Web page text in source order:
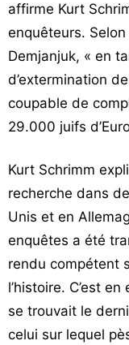
affirme Kurt
enquêteurs.
Demjanjuk, « en
d’extermination
coupable de
29.000 juifs
Kurt Schrimm
recherche dans
Unis et en
enquêtes a été
rendu compétent
l’histoire. C’est
se trouvait le
celui sur lequel